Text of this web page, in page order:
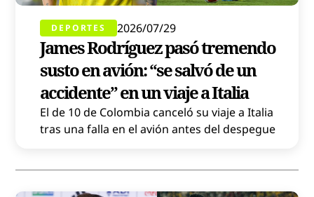
DEPORTES 2026/07/29
James Rodríguez pasó tremendo
susto en avión: “se salvó de un
accidente” en un viaje a Italia
El de 10 de Colombia canceló su viaje a Italia
tras una falla en el avión antes del despegue